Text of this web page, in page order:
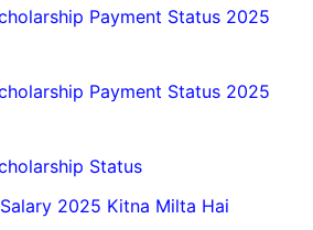
Payment Status 2025
Payment Status 2025
Status
2025 Kitna Milta Hai